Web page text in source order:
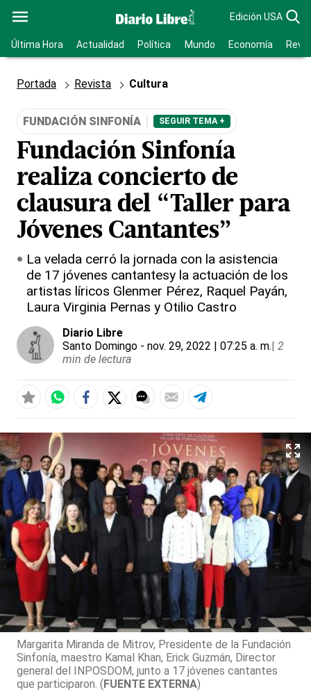
Edición USA
Última Hora Actualidad Política Mundo Economía
Portada Revista Cultura
FUNDACIÓN SINFONÍA SEGUIR TEMA +
Fundación Sinfonía
realiza concierto de
clausura del “Taller para
Jóvenes Cantantes”
La velada cerró la jornada con la asistencia
de 17 jóvenes cantantesy la actuación de los
artistas líricos Glenmer Pérez, Raquel Payán,
Laura Virginia Pernas y Otilio Castro
Diario Libre
Santo Domingo - nov. 29, 2022 | 07:25 a. m.| 2
min de lectura
Margarita Miranda de Mitrov, Presidente de la Fundación
Sinfonía, maestro Kamal Khan, Erick Guzmán, Director
general del INPOSDOM, junto a 17 jóvenes cantantes
que participaron. (FUENTE EXTERNA)